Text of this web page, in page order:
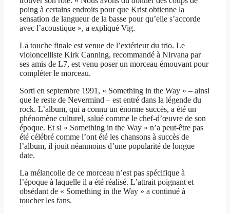
poing à certains endroits pour que Krist obtienne la
sensation de langueur de la basse pour qu’elle s’accorde
avec l’acoustique », a expliqué Vig.
La touche finale est venue de l’extérieur du trio. Le
violoncelliste Kirk Canning, recommandé à Nirvana par
ses amis de L7, est venu poser un morceau émouvant pour
compléter le morceau.
Sorti en septembre 1991, « Something in the Way » – ainsi
que le reste de Nevermind – est entré dans la légende du
rock. L’album, qui a connu un énorme succès, a été un
phénomène culturel, salué comme le chef-d’œuvre de son
époque. Et si « Something in the Way » n’a peut-être pas
été célébré comme l’ont été les chansons à succès de
l’album, il jouit néanmoins d’une popularité de longue
date.
La mélancolie de ce morceau n’est pas spécifique à
l’époque à laquelle il a été réalisé. L’attrait poignant et
obsédant de « Something in the Way » a continué à
toucher les fans.